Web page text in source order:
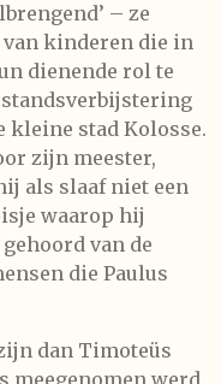
– ze
kinderen die in
dienende rol te
kleine stad Kolosse.
zijn meester,
als slaaf niet een
waarop hij
van de
die Paulus
dan Timoteüs